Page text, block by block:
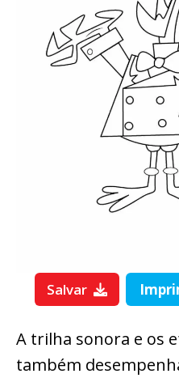
Salvar
A trilha sonora e os
também